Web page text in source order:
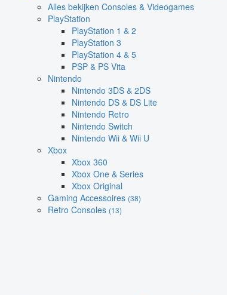
Alles bekijken Consoles & Videogames
PlayStation
PlayStation 1 & 2
PlayStation 3
PlayStation 4 & 5
PSP & PS Vita
Nintendo
Nintendo 3DS & 2DS
Nintendo DS & DS Lite
Nintendo Retro
Nintendo Switch
Nintendo Wii & Wii U
Xbox
Xbox 360
Xbox One & Series
Xbox Original
Gaming Accessoires (38)
Retro Consoles (13)